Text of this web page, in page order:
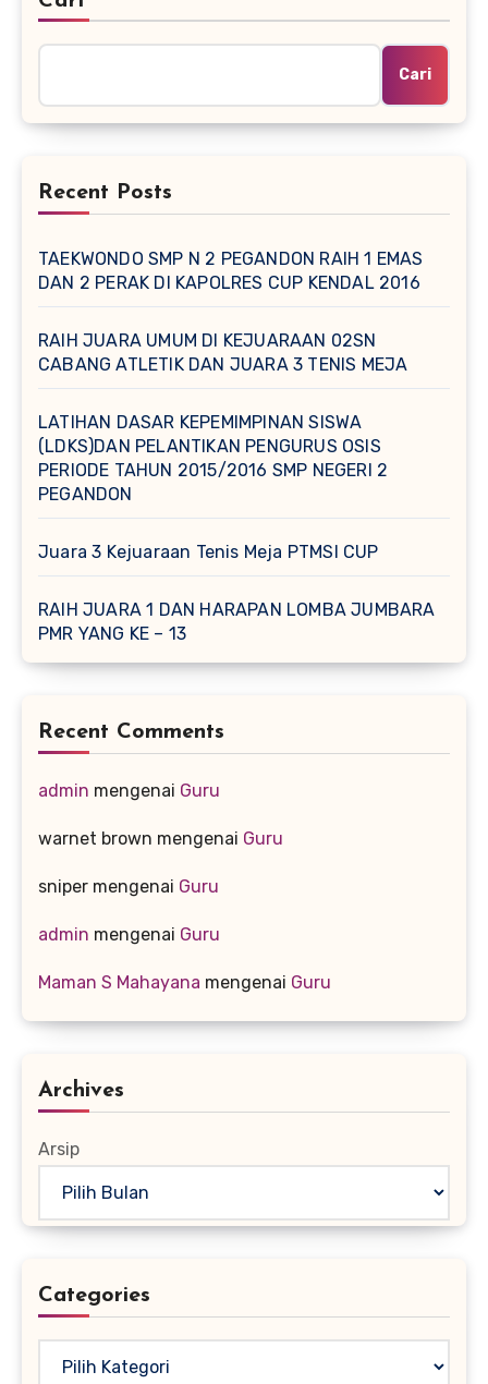
Cari
Recent Posts
TAEKWONDO SMP N 2 PEGANDON RAIH 1 EMAS
DAN 2 PERAK DI KAPOLRES CUP KENDAL 2016
RAIH JUARA UMUM DI KEJUARAAN 02SN
CABANG ATLETIK DAN JUARA 3 TENIS MEJA
LATIHAN DASAR KEPEMIMPINAN SISWA
(LDKS)DAN PELANTIKAN PENGURUS OSIS
PERIODE TAHUN 2015/2016 SMP NEGERI 2
PEGANDON
Juara 3 Kejuaraan Tenis Meja PTMSI CUP
RAIH JUARA 1 DAN HARAPAN LOMBA JUMBARA
PMR YANG KE – 13
Recent Comments
admin mengenai Guru
warnet brown mengenai Guru
sniper mengenai Guru
admin mengenai Guru
Maman S Mahayana mengenai Guru
Archives
Arsip
Categories